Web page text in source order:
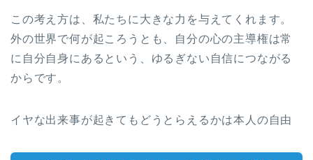
この考え方は、私たちに大きな力を与えてくれます。
外の世界で何が起ころうとも、自分の心の主導権は常
に自分自身にあるという、ゆるぎない自信につながる
からです。
イヤな出来事が起きてもどうとらえるかは本人の自由